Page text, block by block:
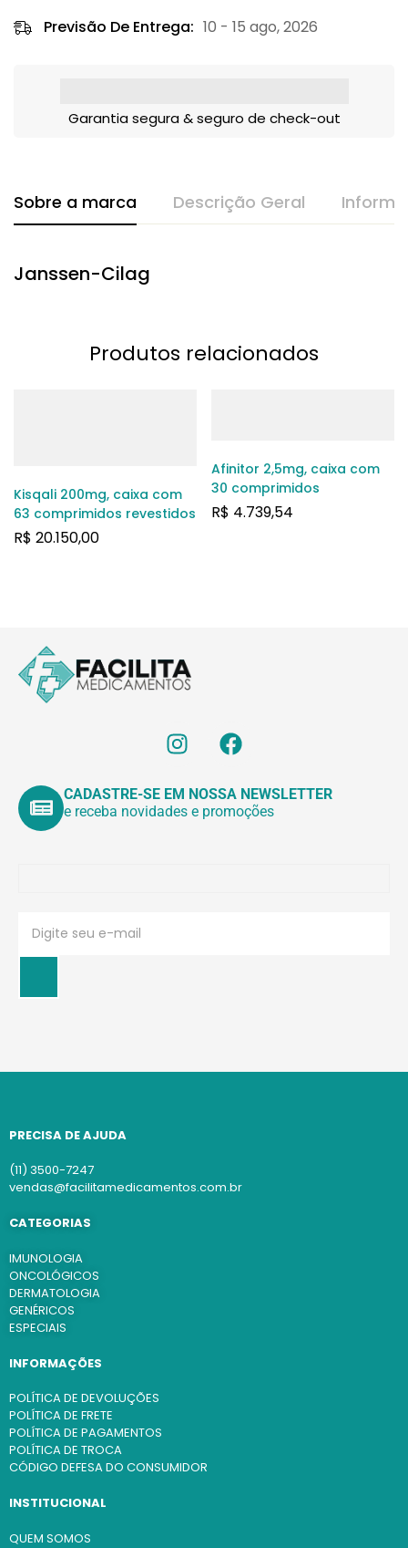
Previsão De Entrega: 10 - 15 ago, 2026
Garantia segura & seguro de check-out
Sobre a marca Descrição Geral
Janssen-Cilag
Produtos relacionados
Kisqali 200mg, caixa com
63 comprimidos revestidos
R$ 20.150,00
Afinitor 2,5mg, caixa com
30 comprimidos
R$ 4.739,54
CADASTRE-SE EM NOSSA NEWSLETTER
e receba novidades e promoções
PRECISA DE AJUDA
(11) 3500-7247
vendas@facilitamedicamentos.com.br
CATEGORIAS
IMUNOLOGIA
ONCOLÓGICOS
DERMATOLOGIA
GENÉRICOS
ESPECIAIS
INFORMAÇÕES
POLÍTICA DE DEVOLUÇÕES
POLÍTICA DE FRETE
POLÍTICA DE PAGAMENTOS
POLÍTICA DE TROCA
CÓDIGO DEFESA DO CONSUMIDOR
INSTITUCIONAL
QUEM SOMOS